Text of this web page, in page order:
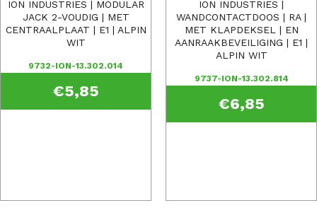
ION INDUSTRIES | MODULAR
JACK 2-VOUDIG | MET
CENTRAALPLAAT | E1 | ALPIN
WIT
9732-ION-13.302.014
€5,85
ION INDUSTRIES |
WANDCONTACTDOOS | RA |
MET KLAPDEKSEL | EN
AANRAAKBEVEILIGING | E1 |
ALPIN WIT
9737-ION-13.302.814
€6,85